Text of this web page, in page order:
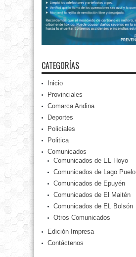
CATEGORÍAS
Inicio
Provinciales
Comarca Andina
Deportes
Policiales
Politica
Comunicados
Comunicados de EL Hoyo
Comunicados de Lago Puelo
Comunicados de Epuyén
Comunicados de El Maitén
Comunicados de EL Bolsón
Otros Comunicados
Edición Impresa
Contáctenos